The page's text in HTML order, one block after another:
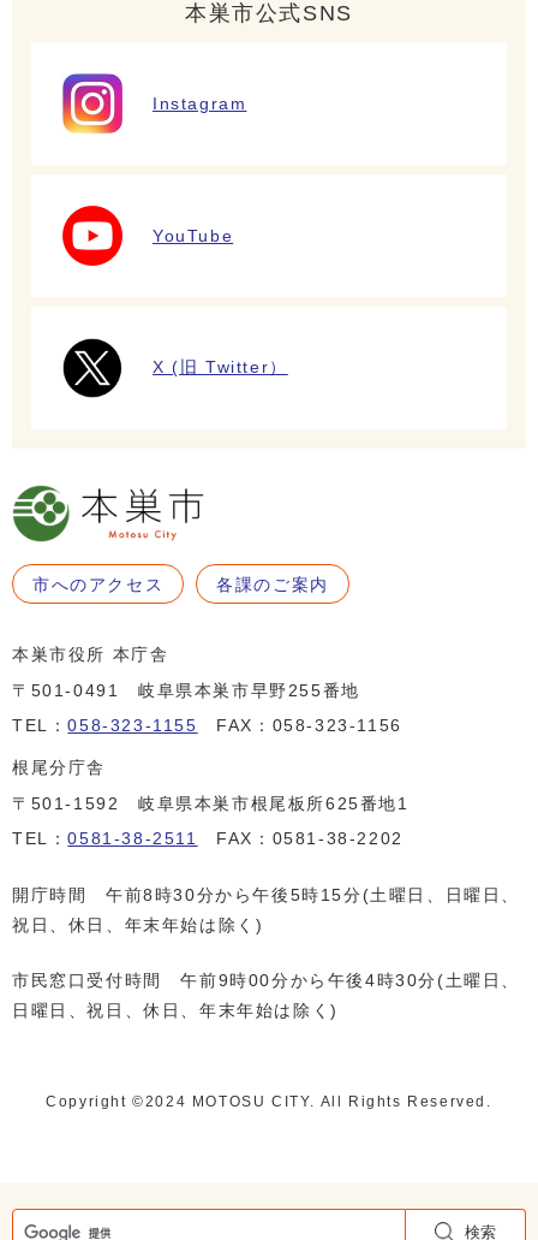
検索
本巣市公式SNS
Instagram
YouTube
X (旧 Twitter）
市へのアクセス 各課のご案内
本巣市役所 本庁舎
〒501-0491 岐阜県本巣市早野255番地
TEL：058-323-1155 FAX：058-323-1156
根尾分庁舎
〒501-1592 岐阜県本巣市根尾板所625番地1
TEL：0581-38-2511 FAX：0581-38-2202
開庁時間 午前8時30分から午後5時15分(土曜日、日曜日、
祝日、休日、年末年始は除く)
市民窓口受付時間 午前9時00分から午後4時30分(土曜日、
日曜日、祝日、休日、年末年始は除く)
Copyright ©️2024 MOTOSU CITY. All Rights Reserved.